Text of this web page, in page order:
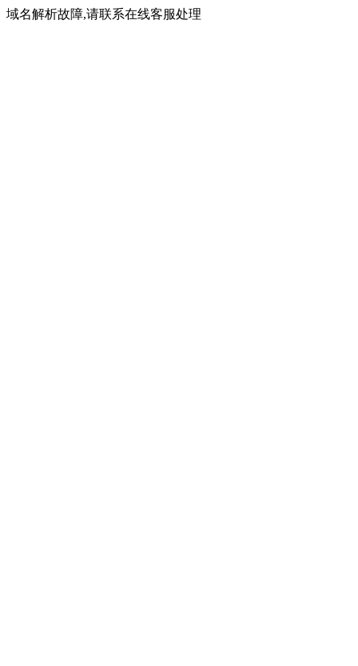
域名解析故障,请联系在线客服处理